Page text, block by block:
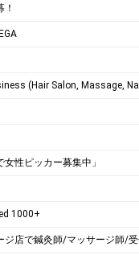
性ピッカー募集中」
1000+